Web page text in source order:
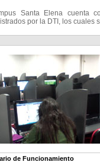
Santa Elena cuenta
por la DTI, los cuales
de Funcionamiento